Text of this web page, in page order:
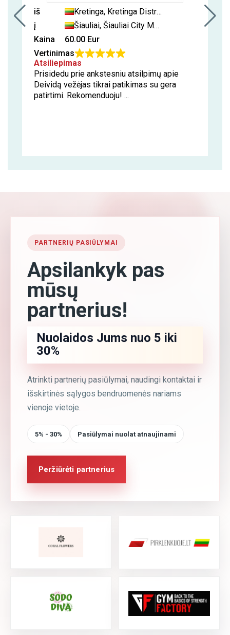
iš
Kretinga, Kretinga District Municipality, Lithuania
į
Šiauliai, Šiauliai City Municipality, Lithuania
Kaina
60.00 Eur
Vertinimas
Atsiliepimas
Prisidedu prie ankstesniu atsilpimų apie
Deividą vežėjas tikrai patikimas su gera
patirtimi. Rekomenduoju! ...
PARTNERIŲ PASIŪLYMAI
Apsilankyk pas
mūsų
partnerius!
Nuolaidos Jums nuo 5 iki
30%
Atrinkti partnerių pasiūlymai, naudingi kontaktai ir
išskirtinės sąlygos bendruomenės nariams
vienoje vietoje.
5% - 30% Pasiūlymai nuolat atnaujinami
Peržiūrėti partnerius